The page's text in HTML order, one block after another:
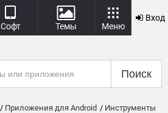
Софт Темы Меню
Вход
Поиск
Приложения для Android Инструменты